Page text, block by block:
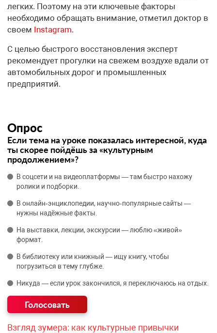
легких. Поэтому на эти ключевые факторы
необходимо обращать внимание, отметил доктор в
своем Instagram.
С целью быстрого восстановления эксперт
рекомендует прогулки на свежем воздухе вдали от
автомобильных дорог и промышленных
предприятий.
Опрос
Если тема на уроке показалась интересной, куда
ты скорее пойдёшь за «культурным
продолжением»?
В соцсети и на видеоплатформы — там быстро нахожу
ролики и подборки.
В онлайн‑энциклопедии, научно‑популярные сайты —
нужны надёжные факты.
На выставки, лекции, экскурсии — люблю «живой»
формат.
В библиотеку или книжный — ищу книгу, чтобы
погрузиться в тему глубже.
Никуда — если урок закончился, я переключаюсь на отдых.
Взгляд зумера: как культурные привычки